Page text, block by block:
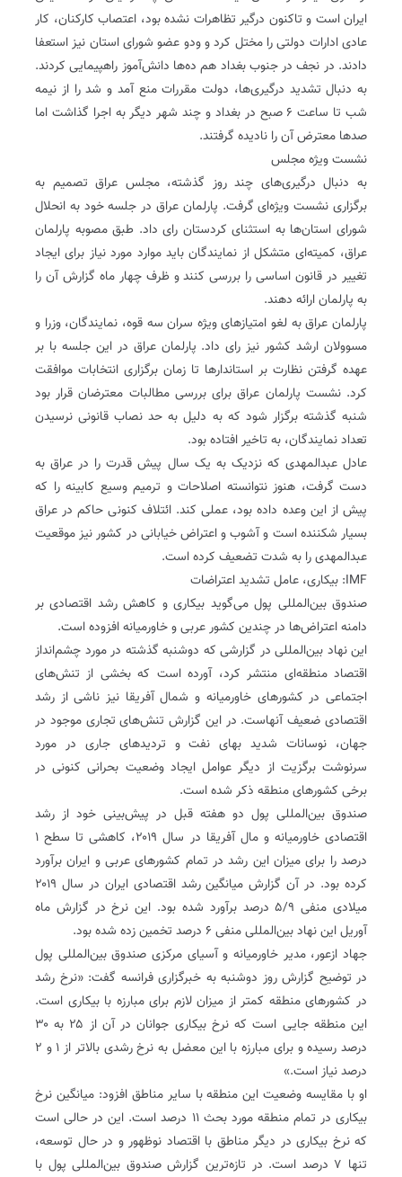
ایران است و تاکنون درگیر تظاهرات نشده بود، اعتصاب کارکنان، کار
عادی ادارات دولتی را مختل کرد و ودو عضو شورای استان نیز استعفا
دادند. در نجف در جنوب بغداد هم ده‌ها دانش‌آموز راهپیمایی کردند.
به دنبال تشدید درگیری‌ها، دولت مقررات منع آمد و شد را از نیمه
شب تا ساعت ۶ صبح در بغداد و چند شهر دیگر به اجرا گذاشت اما
صدها معترض آن را نادیده گرفتند.
نشست ویژه مجلس
به دنبال درگیری‌های چند روز گذشته، مجلس عراق تصمیم به
برگزاری نشست ویژه‌ای گرفت. پارلمان عراق در جلسه خود به انحلال
شورای استان‌ها به استثنای کردستان رای داد. طبق مصوبه پارلمان
عراق، کمیته‌ای متشکل از نمایندگان باید موارد مورد نیاز برای ایجاد
تغییر در قانون اساسی را بررسی کنند و ظرف چهار ماه گزارش آن را
به پارلمان ارائه دهند.
پارلمان عراق به لغو امتیازهای ویژه سران سه قوه، نمایندگان، وزرا و
مسوولان ارشد کشور نیز رای داد. پارلمان عراق در این جلسه با بر
عهده گرفتن نظارت بر استاندارها تا زمان برگزاری انتخابات موافقت
کرد. نشست پارلمان عراق برای بررسی مطالبات معترضان قرار بود
شنبه گذشته برگزار شود که به دلیل به حد نصاب قانونی نرسیدن
تعداد نمایندگان، به تاخیر افتاده بود.
عادل عبدالمهدی که نزدیک به یک سال پیش قدرت را در عراق به
دست گرفت، هنوز نتوانسته اصلاحات و ترمیم وسیع کابینه را که
پیش از این وعده داده بود، عملی کند. ائتلاف کنونی حاکم در عراق
بسیار شکننده است و آشوب و اعتراض خیابانی در کشور نیز موقعیت
عبدالمهدی را به شدت تضعیف کرده است.
IMF: بیکاری، عامل تشدید اعتراضات
صندوق بین‌المللی پول می‌گوید بیکاری و کاهش رشد اقتصادی بر
دامنه اعتراض‌ها در چندین کشور عربی و خاورمیانه افزوده است.
این نهاد بین‌المللی در گزارشی که دوشنبه گذشته در مورد چشم‌انداز
اقتصاد منطقه‌ای منتشر کرد، آورده است که بخشی از تنش‌های
اجتماعی در کشورهای خاورمیانه و شمال آفریقا نیز ناشی از رشد
اقتصادی ضعیف آنهاست. در این گزارش تنش‌های تجاری موجود در
جهان، نوسانات شدید بهای نفت و تردیدهای جاری در مورد
سرنوشت برگزیت از دیگر عوامل ایجاد وضعیت بحرانی کنونی در
برخی کشورهای منطقه ذکر شده است.
صندوق بین‌المللی پول دو هفته قبل در پیش‌بینی خود از رشد
اقتصادی خاورمیانه و مال آفریقا در سال ۲۰۱۹، کاهشی تا سطح ۱
درصد را برای میزان این رشد در تمام کشورهای عربی و ایران برآورد
کرده بود. در آن گزارش میانگین رشد اقتصادی ایران در سال ۲۰۱۹
میلادی منفی ۵/۹ درصد برآورد شده بود. این نرخ در گزارش ماه
آوریل این نهاد بین‌المللی منفی ۶ درصد تخمین زده شده بود.
جهاد ازعور، مدیر خاورمیانه و آسیای مرکزی صندوق بین‌المللی پول
در توضیح گزارش روز دوشنبه به خبرگزاری فرانسه گفت: «نرخ رشد
در کشورهای منطقه کمتر از میزان لازم برای مبارزه با بیکاری است.
این منطقه جایی است که نرخ بیکاری جوانان در آن از ۲۵ به ۳۰
درصد رسیده و برای مبارزه با این معضل به نرخ رشدی بالاتر از ۱ و ۲
درصد نیاز است.»
او با مقایسه وضعیت این منطقه با سایر مناطق افزود: میانگین نرخ
بیکاری در تمام منطقه مورد بحث ۱۱ درصد است. این در حالی است
که نرخ بیکاری در دیگر مناطق با اقتصاد نوظهور و در حال توسعه،
تنها ۷ درصد است. در تازه‌ترین گزارش صندوق بین‌المللی پول با